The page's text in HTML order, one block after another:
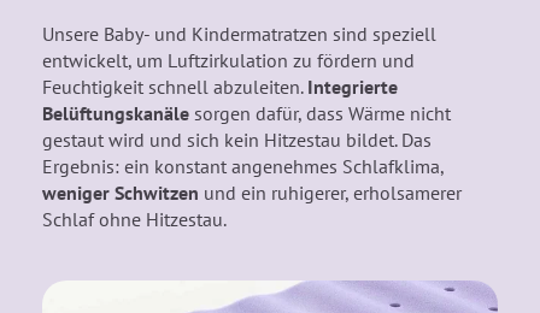
Unsere Baby- und Kindermatratzen sind speziell
entwickelt, um Luftzirkulation zu fördern und
Feuchtigkeit schnell abzuleiten. Integrierte
Belüftungskanäle sorgen dafür, dass Wärme nicht
gestaut wird und sich kein Hitzestau bildet. Das
Ergebnis: ein konstant angenehmes Schlafklima,
weniger Schwitzen und ein ruhigerer, erholsamerer
Schlaf ohne Hitzestau.